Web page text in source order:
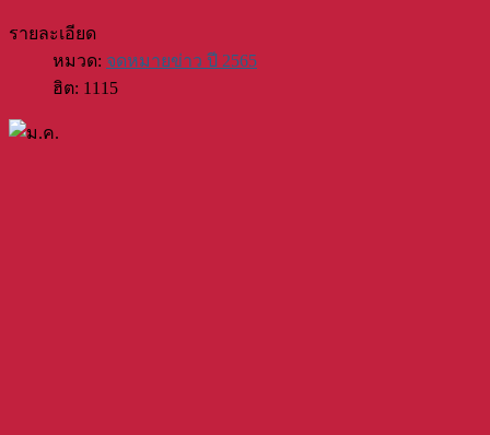
รายละเอียด
หมวด: จดหมายข่าว ปี 2565
ฮิต: 1115